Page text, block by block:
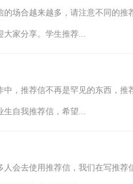
场合越来越多，请注意不同的
大家分享。学生推荐...
，推荐信不再是罕见的东西，
生自我推荐信，希望...
会去使用推荐信，我们在写推